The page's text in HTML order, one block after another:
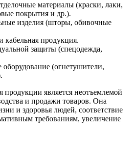
материалы (краски, лаки,
покрытия и др.).
изделия (шторы, обивочные
кабельная продукция.
защиты (спецодежда,
(огнетушители,
является неотъемлемой
и продажи товаров. Она
и здоровья людей, соответствие
требованиям, увеличение